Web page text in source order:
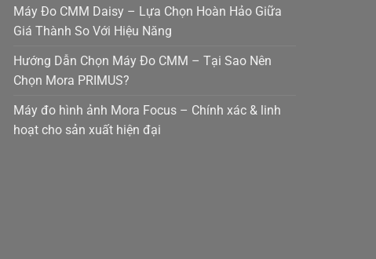
Máy Đo CMM Daisy – Lựa Chọn Hoàn Hảo Giữa
Giá Thành So Với Hiệu Năng
Hướng Dẫn Chọn Máy Đo CMM – Tại Sao Nên
Chọn Mora PRIMUS?
Máy đo hình ảnh Mora Focus – Chính xác & linh
hoạt cho sản xuất hiện đại